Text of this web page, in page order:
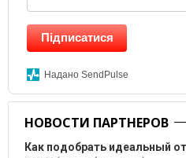
Підписатися
Надано SendPulse
НОВОСТИ ПАРТНЕРОВ
Как подобрать идеальный